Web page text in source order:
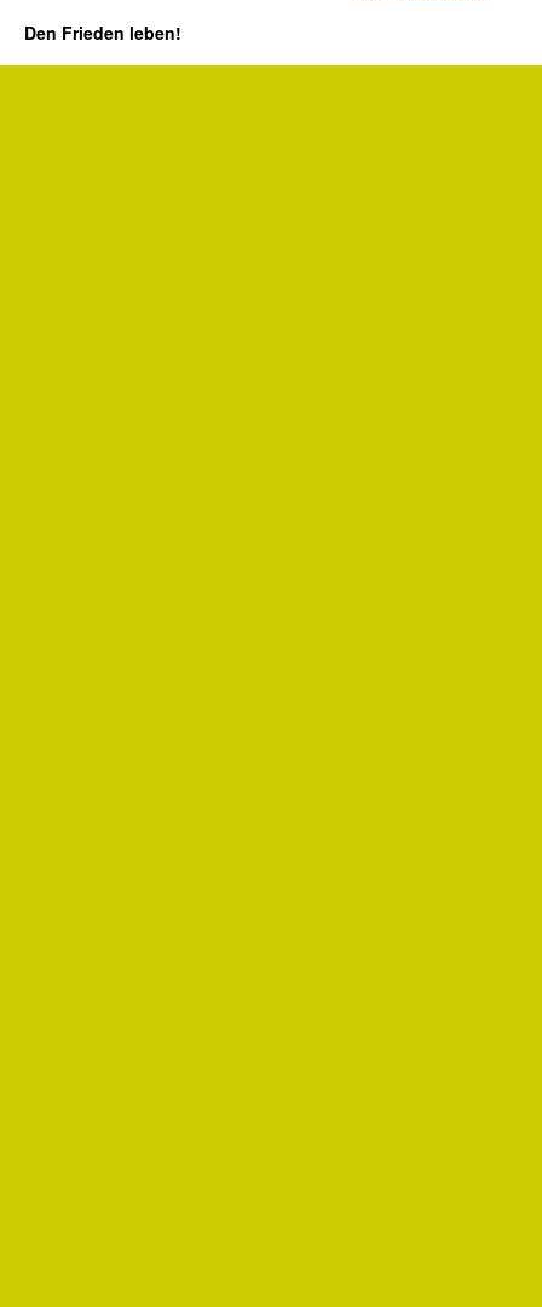
Den Frieden leben!